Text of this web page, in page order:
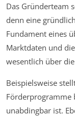
Das Gründerteam
denn eine
Fundament eines
Marktdaten und
wesentlich über
Beispielsweise
Förderprogramme
unabdingbar ist.